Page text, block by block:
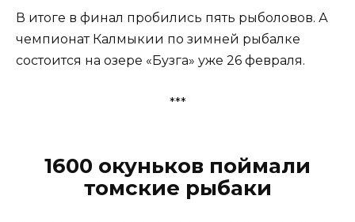
В итоге в финал пробились пять рыболовов. А
чемпионат Калмыкии по зимней рыбалке
состоится на озере «Бузга» уже 26 февраля.
***
1600 окуньков поймали
томские рыбаки